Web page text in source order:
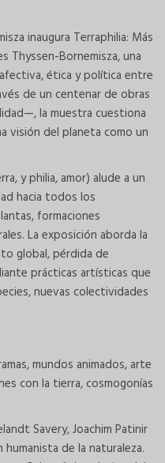
inaugura Terraphilia: Más
Thyssen-Bornemisza, una
ética y política entre
de un centenar de obras
la muestra cuestiona
visión del planeta como un
y philia, amor) alude a un
hacia todos los
formaciones
La exposición aborda la
global, pérdida de
prácticas artísticas que
nuevas colectividades
mundos animados, arte
con la tierra, cosmogonías
Savery, Joachim Patinir
de la naturaleza.